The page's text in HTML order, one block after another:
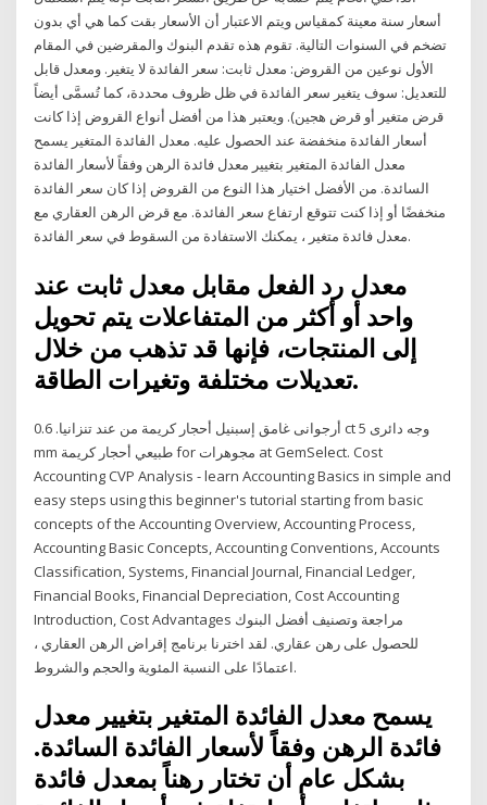
أسعار سنة معينة كمقياس ويتم الاعتبار أن الأسعار بقت كما هي أي بدون
تضخم في السنوات التالية. تقوم هذه تقدم البنوك والمقرضين في المقام
الأول نوعين من القروض: معدل ثابت: سعر الفائدة لا يتغير. ومعدل قابل
للتعديل: سوف يتغير سعر الفائدة في ظل ظروف محددة، كما تُسمَّى أيضاً
قرض متغير أو قرض هجين). ويعتبر هذا من أفضل أنواع القروض إذا كانت
أسعار الفائدة منخفضة عند الحصول عليه. معدل الفائدة المتغير يسمح
معدل الفائدة المتغير بتغيير معدل فائدة الرهن وفقاً لأسعار الفائدة
السائدة. من الأفضل اختيار هذا النوع من القروض إذا كان سعر الفائدة
منخفضًا أو إذا كنت تتوقع ارتفاع سعر الفائدة. مع قرض الرهن العقاري مع
معدل فائدة متغير ، يمكنك الاستفادة من السقوط في سعر الفائدة.
معدل رد الفعل مقابل معدل ثابت عند
واحد أو أكثر من المتفاعلات يتم تحويل
إلى المنتجات، فإنها قد تذهب من خلال
تعديلات مختلفة وتغيرات الطاقة.
أرجوانى غامق إسبنيل أحجار كريمة من عند تنزانيا. 0.6 ct وجه دائرى 5
mm طبيعي أحجار كريمة for مجوهرات at GemSelect. Cost
Accounting CVP Analysis - learn Accounting Basics in simple and
easy steps using this beginner's tutorial starting from basic
concepts of the Accounting Overview, Accounting Process,
Accounting Basic Concepts, Accounting Conventions, Accounts
Classification, Systems, Financial Journal, Financial Ledger,
Financial Books, Financial Depreciation, Cost Accounting
Introduction, Cost Advantages مراجعة وتصنيف أفضل البنوك
للحصول على رهن عقاري. لقد اخترنا برنامج إقراض الرهن العقاري ،
اعتمادًا على النسبة المئوية والحجم والشروط.
يسمح معدل الفائدة المتغير بتغيير معدل
فائدة الرهن وفقاً لأسعار الفائدة السائدة.
بشكل عام أن تختار رهناً بمعدل فائدة